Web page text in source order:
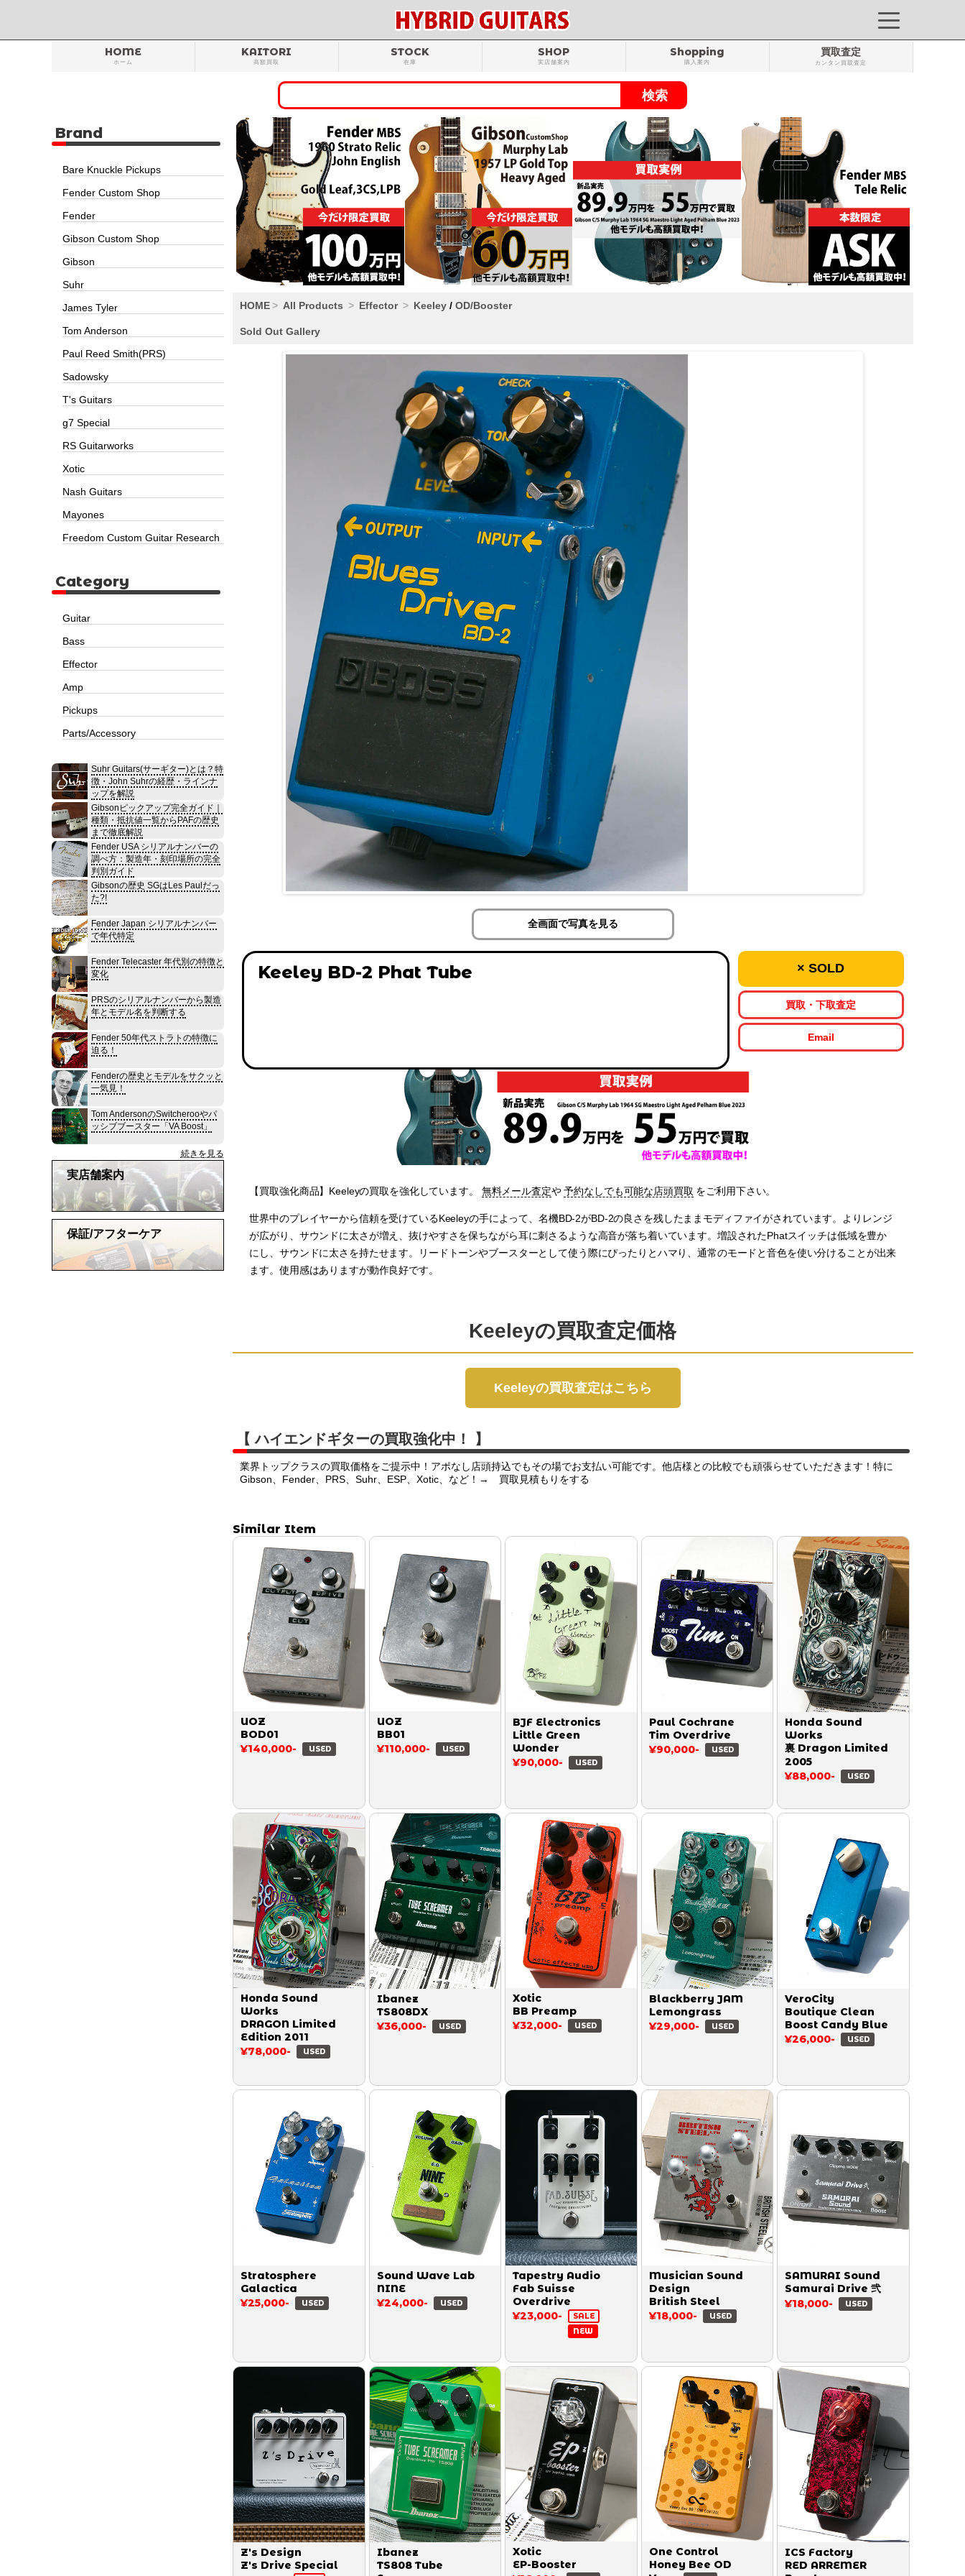
HOME
ホーム
KAITORI
高額買取
STOCK
在庫
SHOP
実店舗案内
Shopping
購入案内
買取査定
カンタン買取査定
HOME All Products Effector Keeley / OD/Booster
Sold Out Gallery
全画面で写真を見る
Keeley BD-2 Phat Tube × SOLD
買取・下取査定
Email
【買取強化商品】Keeleyの買取を強化しています。 無料メール査定や予約なしでも可能な店頭買取 をご利用下さい。
世界中のプレイヤーから信頼を受けているKeeleyの手によって、名機BD-2がBD-2の良さを残したままモディファイがされています。よりレンジ
が広がり、サウンドに太さが増え、抜けやすさを保ちながら耳に刺さるような高音が落ち着いています。増設されたPhatスイッチは低域を豊か
にし、サウンドに太さを持たせます。リードトーンやブースターとして使う際にぴったりとハマり、通常のモードと音色を使い分けることが出来
ます。使用感はありますが動作良好です。
Keeleyの買取査定価格
Keeleyの買取査定はこちら
【 ハイエンドギターの買取強化中！ 】
業界トップクラスの買取価格をご提示中！アポなし店頭持込でもその場でお支払い可能です。他店様との比較でも頑張らせていただきます！特に
Gibson、Fender、PRS、Suhr、ESP、Xotic、など！→ 買取見積もりをする
Similar Item
UOZ
BOD01
¥140,000-
USED
UOZ
BB01
¥110,000-
USED
BJF Electronics
Little Green
Wonder
¥90,000-
USED
Paul Cochrane
Tim Overdrive
¥90,000-
USED
Honda Sound
Works
裏 Dragon Limited
2005
¥88,000-
USED
Honda Sound
Works
DRAGON Limited
Edition 2011
¥78,000-
USED
Ibanez
TS808DX
¥36,000-
USED
Xotic
BB Preamp
¥32,000-
USED
Blackberry JAM
Lemongrass
¥29,000-
USED
VeroCity
Boutique Clean
Boost Candy Blue
¥26,000-
USED
Stratosphere
Galactica
¥25,000-
USED
Sound Wave Lab
NINE
¥24,000-
USED
Tapestry Audio
Fab Suisse
Overdrive
¥23,000-
SALE
NEW
Musician Sound
Design
British Steel
¥18,000-
USED
SAMURAI Sound
Samurai Drive 弐
¥18,000-
USED
Z's Design
Z's Drive Special
Ibanez
TS808 Tube
Xotic
EP-Booster
One Control
Honey Bee OD
ICS Factory
RED ARREMER
Brand
Bare Knuckle Pickups
Fender Custom Shop
Fender
Gibson Custom Shop
Gibson
Suhr
James Tyler
Tom Anderson
Paul Reed Smith(PRS)
Sadowsky
T's Guitars
g7 Special
RS Guitarworks
Xotic
Nash Guitars
Mayones
Freedom Custom Guitar Research
Category
Guitar
Bass
Effector
Amp
Pickups
Parts/Accessory
Suhr Guitars(サーギター)とは？特
徴・John Suhrの経歴・ラインナ
ップを解説
Gibsonピックアップ完全ガイド｜
種類・抵抗値一覧からPAFの歴史
まで徹底解説
Fender USA シリアルナンバーの
調べ方：製造年・刻印場所の完全
判別ガイド
Gibsonの歴史 SGはLes Paulだっ
た?!
Fender Japan シリアルナンバー
で年代特定
Fender Telecaster 年代別の特徴と
変化
PRSのシリアルナンバーから製造
年とモデル名を判断する
Fender 50年代ストラトの特徴に
迫る！
Fenderの歴史とモデルをサクッと
一気見！
Tom AndersonのSwitcherooやパ
ッシブブースター「VA Boost」
続きを見る
実店舗案内
保証/アフターケア